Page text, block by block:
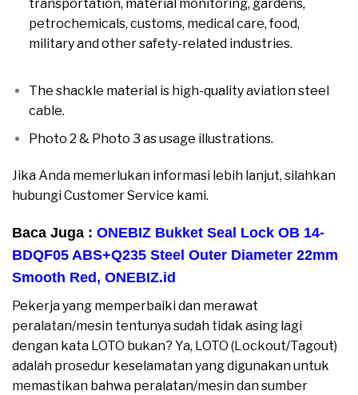
transportation, material monitoring, gardens,
petrochemicals, customs, medical care, food,
military and other safety-related industries.
The shackle material is high-quality aviation steel
cable.
Photo 2 & Photo 3 as usage illustrations.
Jika Anda memerlukan informasi lebih lanjut, silahkan
hubungi Customer Service kami.
Baca Juga : ONEBIZ Bukket Seal Lock OB 14-
BDQF05 ABS+Q235 Steel Outer Diameter 22mm
Smooth Red, ONEBIZ.id
Pekerja yang memperbaiki dan merawat
peralatan/mesin tentunya sudah tidak asing lagi
dengan kata LOTO bukan? Ya, LOTO (Lockout/Tagout)
adalah prosedur keselamatan yang digunakan untuk
memastikan bahwa peralatan/mesin dan sumber